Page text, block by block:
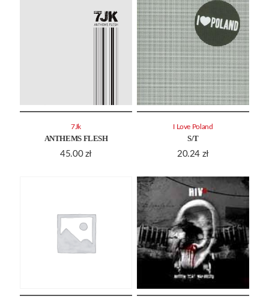
ANTHEMS FLESH
45.00 zł
7Jk
S/T
20.24 zł
I Love Poland